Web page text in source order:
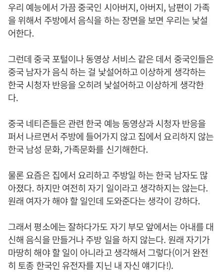
우리 예능에서 가끔 중국인 시아버지, 아버지, 남편이 가족
을 위해서 주방에서 음식을 하는 장면을 보면 우리는 낯설
어한다.
그런데 중국 포털이나 동영상 서비스 같은 데서 중국인들은
중국 남자가 음식 하는 걸 낯설어하고 이상하게 생각하는
한국 시청자 반응을 오히려 낯설어하고 이상하게 생각한
다.
중국 네티즌들은 관련 한국 예능 동영상과 시청자 반응을
퍼서 나르면서 주방에 들어가지 않고 집에서 요리하지 않는
한국 남성 문화, 가족문화를 신기해한다.
물론 요즘은 집에서 요리하고 주방일 하는 한국 남자도 많
아졌다. 하지만 여전히 자기 일이라고 생각하지는 않는다.
원래 여자가 해야 할 일인데 도와준다는 생각이 강하다.
그래서 평소에는 잘하다가도 자기 부모 앞에서는 아내를 대
신해 음식을 만들거나 주방 일을 하지 않는다. 원래 자기가
마땅히 해야 할 일이 아니라고 생각해서 그렇다(이거 완전
히 토종 한국인 유전자를 지닌 내 자신 얘기다!).